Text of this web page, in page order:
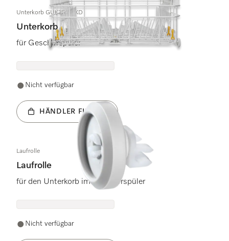
Unterkorb GUK3520 KD
Unterkorb
für Geschirrspüler
Nicht verfügbar
HÄNDLER FINDEN
Laufrolle
Laufrolle
für den Unterkorb im Geschirrspüler
Nicht verfügbar